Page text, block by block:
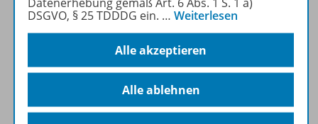
Informationen
DSGVO, § 25 TDDDG ein. … Weiterlesen
Alle akzeptieren
Alle ablehnen